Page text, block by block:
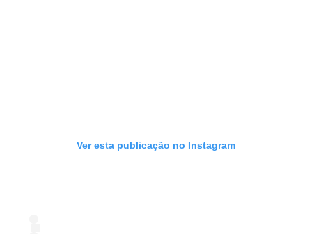
Ver esta publicação no Instagram